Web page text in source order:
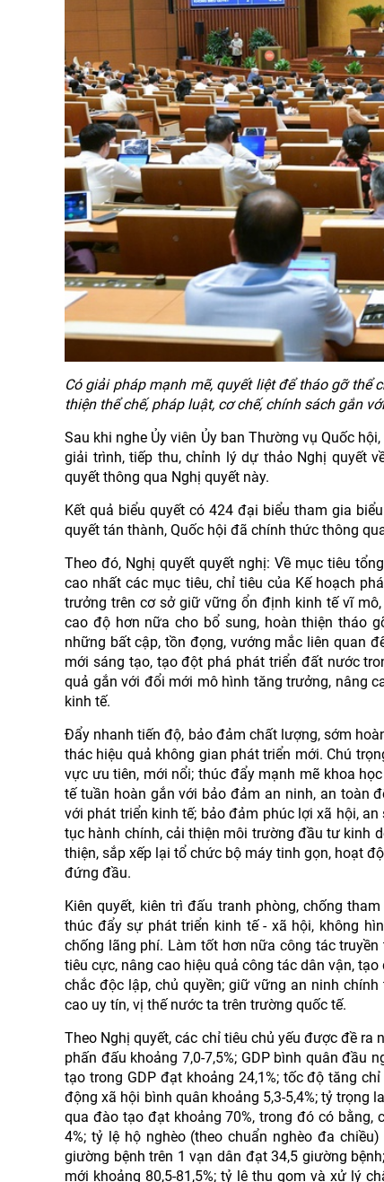
Có giải pháp mạnh mẽ, quyết liệt để tháo gỡ thể
thiện thể chế, pháp luật, cơ chế, chính sách gắn
Sau khi nghe Ủy viên Ủy ban Thường vụ Quốc
giải trình, tiếp thu, chỉnh lý dự thảo Nghị quyết
quyết thông qua Nghị quyết này.
Kết quả biểu quyết có 424 đại biểu tham gia
quyết tán thành, Quốc hội đã chính thức thông
Theo đó, Nghị quyết quyết nghị: Về mục tiêu
cao nhất các mục tiêu, chỉ tiêu của Kế hoạch
trưởng trên cơ sở giữ vững ổn định kinh tế vĩ
cao độ hơn nữa cho bổ sung, hoàn thiện tháo
những bất cập, tồn đọng, vướng mắc liên quan
mới sáng tạo, tạo đột phá phát triển đất nước
quả gắn với đổi mới mô hình tăng trưởng, nâng
kinh tế.
Đẩy nhanh tiến độ, bảo đảm chất lượng, sớm
thác hiệu quả không gian phát triển mới. Chú
vực ưu tiên, mới nổi; thúc đẩy mạnh mẽ khoa
tế tuần hoàn gắn với bảo đảm an ninh, an toàn
với phát triển kinh tế; bảo đảm phúc lợi xã hội,
tục hành chính, cải thiện môi trường đầu tư kinh
thiện, sắp xếp lại tổ chức bộ máy tinh gọn, hoạt
đứng đầu.
Kiên quyết, kiên trì đấu tranh phòng, chống
thúc đẩy sự phát triển kinh tế - xã hội, không
chống lãng phí. Làm tốt hơn nữa công tác
tiêu cực, nâng cao hiệu quả công tác dân vận,
chắc độc lập, chủ quyền; giữ vững an ninh
cao uy tín, vị thế nước ta trên trường quốc tế.
Theo Nghị quyết, các chỉ tiêu chủ yếu được đề ra
phấn đấu khoảng 7,0-7,5%; GDP bình quân đầu
tạo trong GDP đạt khoảng 24,1%; tốc độ tăng
động xã hội bình quân khoảng 5,3-5,4%; tỷ trọng
qua đào tạo đạt khoảng 70%, trong đó có bằng,
4%; tỷ lệ hộ nghèo (theo chuẩn nghèo đa
giường bệnh trên 1 vạn dân đạt 34,5 giường
mới khoảng 80,5-81,5%; tỷ lệ thu gom và xử lý